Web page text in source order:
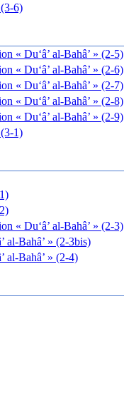
6)
« Du‘â’ al-Bahâ’ » (2-5)
« Du‘â’ al-Bahâ’ » (2-6)
« Du‘â’ al-Bahâ’ » (2-7)
« Du‘â’ al-Bahâ’ » (2-8)
« Du‘â’ al-Bahâ’ » (2-9)
1)
« Du‘â’ al-Bahâ’ » (2-3)
al-Bahâ’ » (2-3bis)
al-Bahâ’ » (2-4)